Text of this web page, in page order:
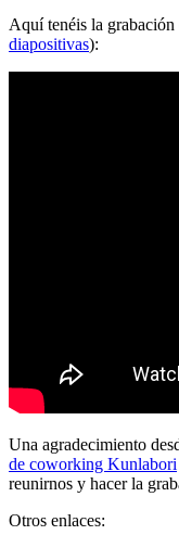
Aquí tenéis la
diapositivas):
Una agradecimiento
de coworking Kunlabori
reunirnos y hacer la
Otros enlaces: